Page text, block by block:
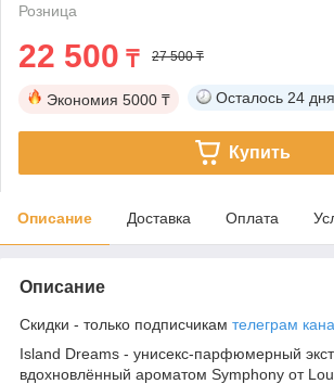
Розница
22 500 ₸ 27 500 ₸
Экономия 5000 ₸ Осталось 24 дня
Купить
Описание Доставка Оплата
Описание
Скидки - только подписчикам телеграм
Island Dreams - унисекс-парфюмерный
вдохновлённый ароматом Symphony от